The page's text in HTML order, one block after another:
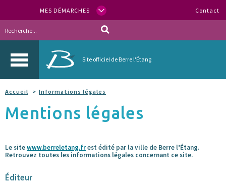
MES DÉMARCHES Contact
Site officiel de Berre l'Étang
Accueil Informations légales
Mentions légales
Le sitewww.berreletang.frest édité par la ville de Berre l’Étang.
Retrouvez toutes les informations légales concernant ce site.
Éditeur